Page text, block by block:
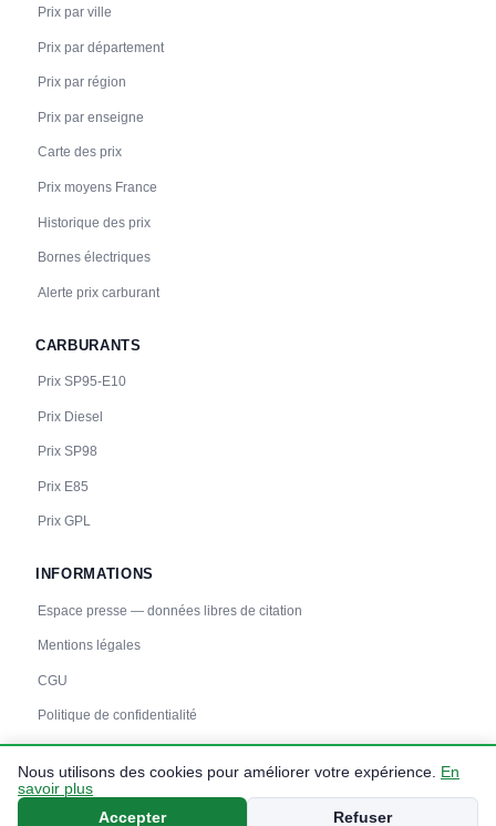
Nous utilisons des cookies pour améliorer votre expérience.
En
savoir plus
Accepter Refuser
Prix par ville
Prix par département
Prix par région
Prix par enseigne
Carte des prix
Prix moyens France
Historique des prix
Bornes électriques
Alerte prix carburant
CARBURANTS
Prix SP95-E10
Prix Diesel
Prix SP98
Prix E85
Prix GPL
INFORMATIONS
Espace presse — données libres de citation
Mentions légales
CGU
Politique de confidentialité
© 2026 carbuprix.fr — Données :prix-carburants.gouv.fr— Tous droits